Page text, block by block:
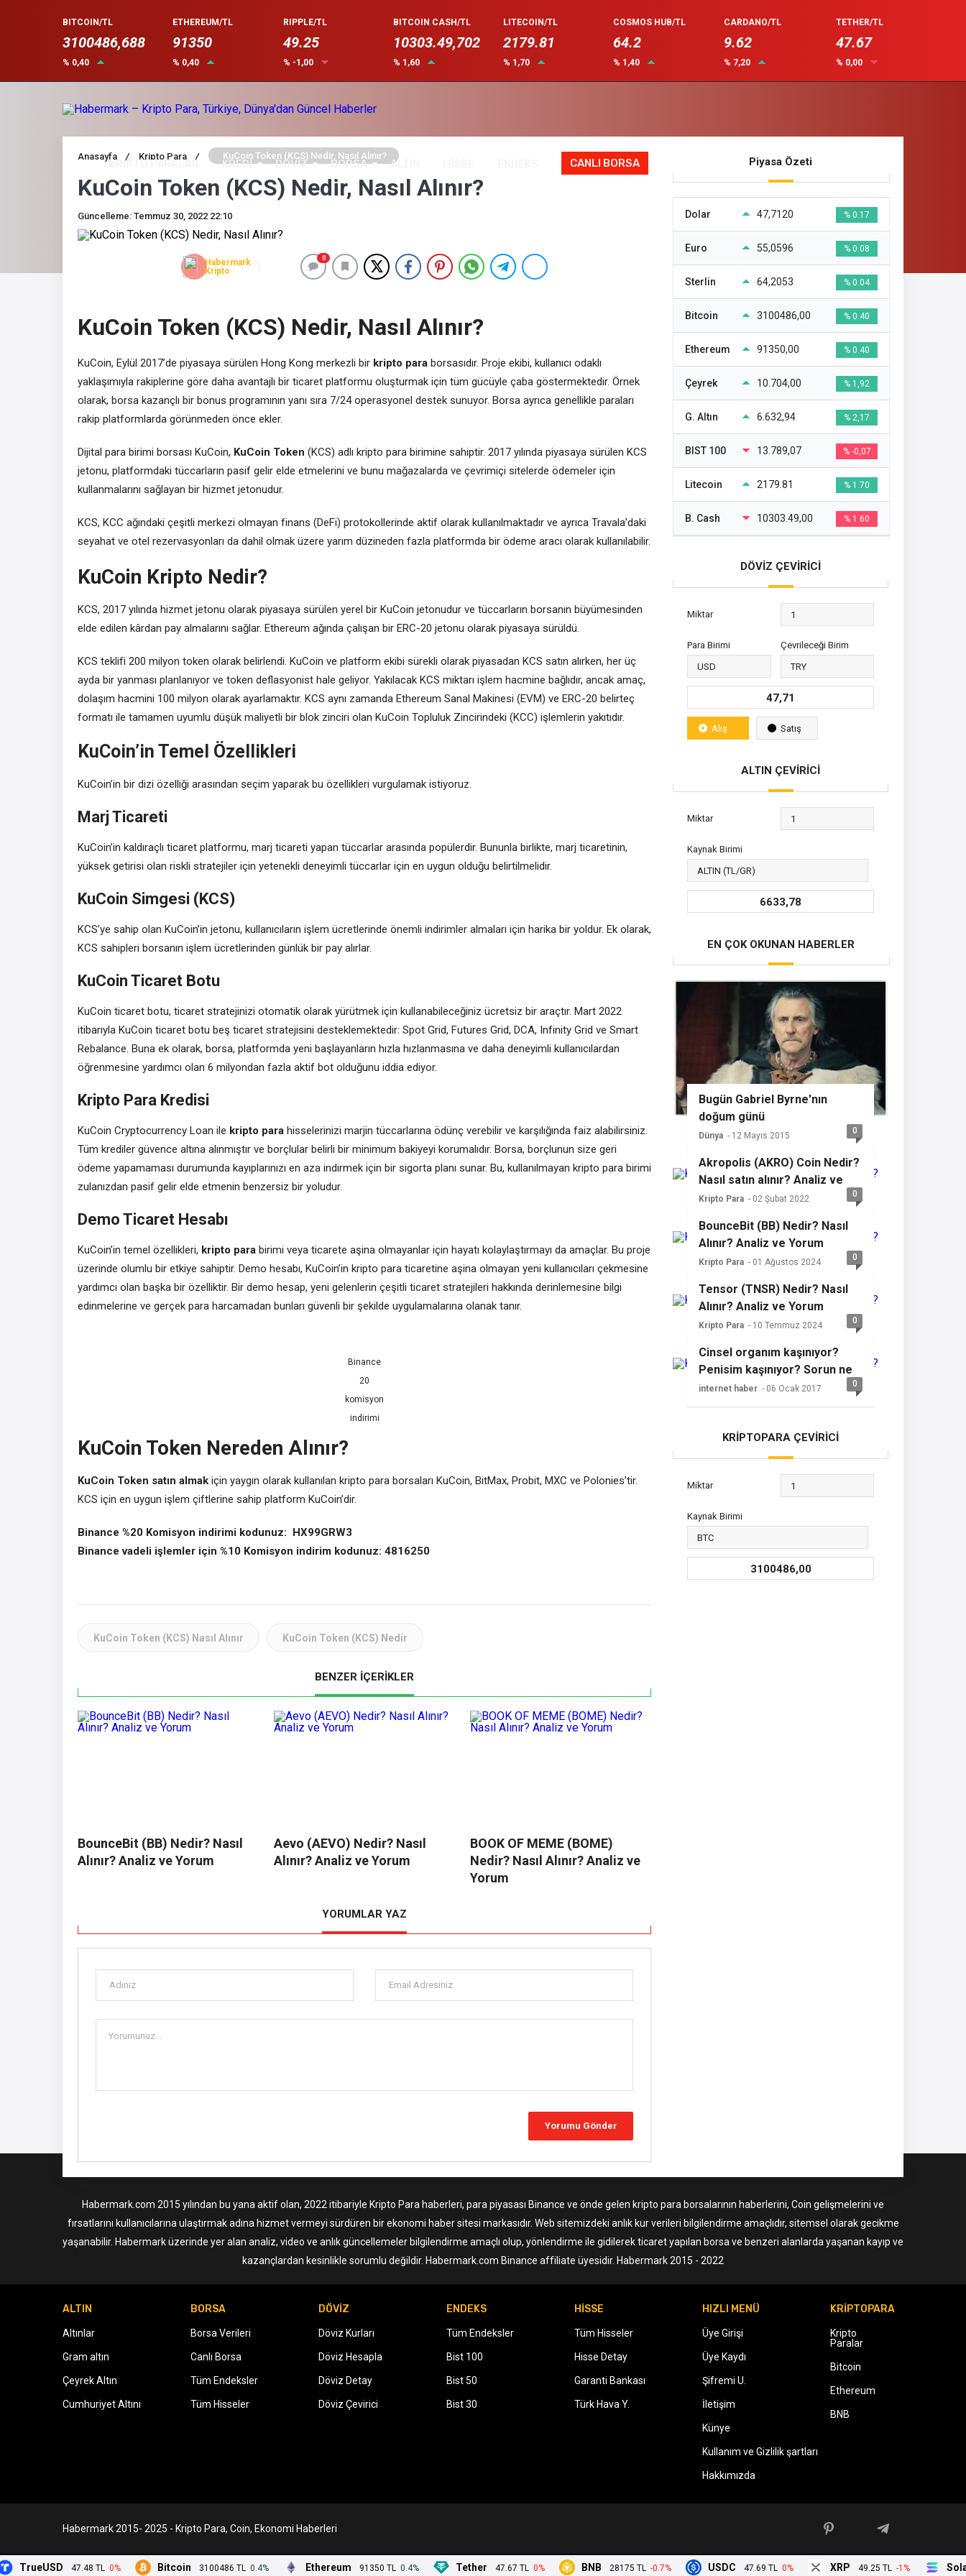
BITCOIN/TL
3100486,688
% 0,40
ETHEREUM/TL
91350
% 0,40
RIPPLE/TL
49.25
% -1,00
BITCOIN CASH/TL
10303.49,702
% 1,60
LITECOIN/TL
2179.81
% 1,70
COSMOS HUB/TL
64.2
% 1,40
CARDANO/TL
9.62
% 7,20
TETHER/TL
47.67
% 0,00
KRİPTO PARALAR KREDİ DÖVİZ BORSA ALTIN CANLI BORSA
Anasayfa / Kripto Para / KuCoin Token (KCS) Nedir, Nasıl Alınır?
KuCoin Token (KCS) Nedir, Nasıl Alınır?
Güncelleme: Temmuz 30, 2022 22:10
Habermark
Kripto
0
KuCoin Token (KCS) Nedir, Nasıl Alınır?
KuCoin, Eylül 2017’de piyasaya sürülen Hong Kong merkezli bir kripto para borsasıdır. Proje ekibi, kullanıcı odaklı
yaklaşımıyla rakiplerine göre daha avantajlı bir ticaret platformu oluşturmak için tüm gücüyle çaba göstermektedir. Örnek
olarak, borsa kazançlı bir bonus programının yanı sıra 7/24 operasyonel destek sunuyor. Borsa ayrıca genellikle paraları
rakip platformlarda görünmeden önce ekler.
Dijital para birimi borsası KuCoin, KuCoin Token (KCS) adlı kripto para birimine sahiptir. 2017 yılında piyasaya sürülen KCS
jetonu, platformdaki tüccarların pasif gelir elde etmelerini ve bunu mağazalarda ve çevrimiçi sitelerde ödemeler için
kullanmalarını sağlayan bir hizmet jetonudur.
KCS, KCC ağındaki çeşitli merkezi olmayan finans (DeFi) protokollerinde aktif olarak kullanılmaktadır ve ayrıca Travala’daki
seyahat ve otel rezervasyonları da dahil olmak üzere yarım düzineden fazla platformda bir ödeme aracı olarak kullanılabilir.
KuCoin Kripto Nedir?
KCS, 2017 yılında hizmet jetonu olarak piyasaya sürülen yerel bir KuCoin jetonudur ve tüccarların borsanın büyümesinden
elde edilen kârdan pay almalarını sağlar. Ethereum ağında çalışan bir ERC-20 jetonu olarak piyasaya sürüldü.
KCS teklifi 200 milyon token olarak belirlendi. KuCoin ve platform ekibi sürekli olarak piyasadan KCS satın alırken, her üç
ayda bir yanması planlanıyor ve token deflasyonist hale geliyor. Yakılacak KCS miktarı işlem hacmine bağlıdır, ancak amaç,
dolaşım hacmini 100 milyon olarak ayarlamaktır. KCS aynı zamanda Ethereum Sanal Makinesi (EVM) ve ERC-20 belirteç
formatı ile tamamen uyumlu düşük maliyetli bir blok zinciri olan KuCoin Topluluk Zincirindeki (KCC) işlemlerin yakıtıdır.
KuCoin’in Temel Özellikleri
KuCoin’in bir dizi özelliği arasından seçim yaparak bu özellikleri vurgulamak istiyoruz.
Marj Ticareti
KuCoin’in kaldıraçlı ticaret platformu, marj ticareti yapan tüccarlar arasında popülerdir. Bununla birlikte, marj ticaretinin,
yüksek getirisi olan riskli stratejiler için yetenekli deneyimli tüccarlar için en uygun olduğu belirtilmelidir.
KuCoin Simgesi (KCS)
KCS’ye sahip olan KuCoin’in jetonu, kullanıcıların işlem ücretlerinde önemli indirimler almaları için harika bir yoldur. Ek olarak,
KCS sahipleri borsanın işlem ücretlerinden günlük bir pay alırlar.
KuCoin Ticaret Botu
KuCoin ticaret botu, ticaret stratejinizi otomatik olarak yürütmek için kullanabileceğiniz ücretsiz bir araçtır. Mart 2022
itibarıyla KuCoin ticaret botu beş ticaret stratejisini desteklemektedir: Spot Grid, Futures Grid, DCA, Infinity Grid ve Smart
Rebalance. Buna ek olarak, borsa, platformda yeni başlayanların hızla hızlanmasına ve daha deneyimli kullanıcılardan
öğrenmesine yardımcı olan 6 milyondan fazla aktif bot olduğunu iddia ediyor.
Kripto Para Kredisi
KuCoin Cryptocurrency Loan ile kripto para hisselerinizi marjin tüccarlarına ödünç verebilir ve karşılığında faiz alabilirsiniz.
Tüm krediler güvence altına alınmıştır ve borçlular belirli bir minimum bakiyeyi korumalıdır. Borsa, borçlunun size geri
ödeme yapamaması durumunda kayıplarınızı en aza indirmek için bir sigorta planı sunar. Bu, kullanılmayan kripto para birimi
zulanızdan pasif gelir elde etmenin benzersiz bir yoludur.
Demo Ticaret Hesabı
KuCoin’in temel özellikleri, kripto para birimi veya ticarete aşina olmayanlar için hayatı kolaylaştırmayı da amaçlar. Bu proje
üzerinde olumlu bir etkiye sahiptir. Demo hesabı, KuCoin’in kripto para ticaretine aşina olmayan yeni kullanıcıları çekmesine
yardımcı olan başka bir özelliktir. Bir demo hesap, yeni gelenlerin çeşitli ticaret stratejileri hakkında derinlemesine bilgi
edinmelerine ve gerçek para harcamadan bunları güvenli bir şekilde uygulamalarına olanak tanır.
Binance
20
komisyon
indirimi
KuCoin Token Nereden Alınır?
KuCoin Token satın almak için yaygın olarak kullanılan kripto para borsaları KuCoin, BitMax, Probit, MXC ve Polonies’tir.
KCS için en uygun işlem çiftlerine sahip platform KuCoin’dir.
Binance %20 Komisyon indirimi kodunuz: HX99GRW3
Binance vadeli işlemler için %10 Komisyon indirim kodunuz: 4816250
KuCoin Token (KCS) Nasıl Alınır KuCoin Token (KCS) Nedir
BENZER İÇERİKLER
BounceBit (BB) Nedir? Nasıl
Alınır? Analiz ve Yorum
Aevo (AEVO) Nedir? Nasıl
Alınır? Analiz ve Yorum
BOOK OF MEME (BOME)
Nedir? Nasıl Alınır? Analiz ve
Yorum
YORUMLAR YAZ
Piyasa Özeti
Dolar 47,7120 % 0.17
Euro 55,0596 % 0.08
Sterlin 64,2053 % 0.04
Bitcoin 3100486,00 % 0.40
Ethereum 91350,00 % 0.40
Çeyrek 10.704,00 % 1,92
G. Altın 6.632,94 % 2,17
BIST 100 13.789,07 % -0,07
Litecoin 2179.81 % 1.70
B. Cash 10303.49,00 % 1.60
DÖVİZ ÇEVİRİCİ
Miktar
Para Birimi Çevrileceği Birim
47,71
Alış Satış
ALTIN ÇEVİRİCİ
Miktar
Kaynak Birimi
6633,78
EN ÇOK OKUNAN HABERLER
Bugün Gabriel Byrne'nın
doğum günü
Dünya - 12 Mayıs 2015 0
Akropolis (AKRO) Coin Nedir?
Nasıl satın alınır? Analiz ve
yorum
Kripto Para - 02 Şubat 2022 0
BounceBit (BB) Nedir? Nasıl
Alınır? Analiz ve Yorum
Kripto Para - 01 Ağustos 2024 0
Tensor (TNSR) Nedir? Nasıl
Alınır? Analiz ve Yorum
Kripto Para - 10 Temmuz 2024 0
Cinsel organım kaşınıyor?
Penisim kaşınıyor? Sorun ne
olabilir?
internet haber - 06 Ocak 2017 0
KRİPTOPARA ÇEVİRİCİ
Miktar
Kaynak Birimi
3100486,00
Habermark.com 2015 yılından bu yana aktif olan, 2022 itibariyle Kripto Para haberleri, para piyasası Binance ve önde gelen kripto para borsalarının haberlerini, Coin gelişmelerini ve
fırsatlarını kullanıcılarına ulaştırmak adına hizmet vermeyi sürdüren bir ekonomi haber sitesi markasıdır. Web sitemizdeki anlık kur verileri bilgilendirme amaçlıdır, sitemsel olarak gecikme
yaşanabilir. Habermark üzerinde yer alan analiz, video ve anlık güncellemeler bilgilendirme amaçlı olup, yönlendirme ile gidilerek ticaret yapılan borsa ve benzeri alanlarda yaşanan kayıp ve
kazançlardan kesinlikle sorumlu değildir. Habermark.com Binance affiliate üyesidir. Habermark 2015 - 2022
ALTIN
Altınlar
Gram altın
Çeyrek Altın
Cumhuriyet Altını
BORSA
Borsa Verileri
Canlı Borsa
Tüm Endeksler
Tüm Hisseler
DÖVİZ
Döviz Kurları
Döviz Hesapla
Döviz Detay
Döviz Çevirici
ENDEKS
Tüm Endeksler
Bist 100
Bist 50
Bist 30
HİSSE
Tüm Hisseler
Hisse Detay
Garanti Bankası
Türk Hava Y.
HIZLI MENÜ
Üye Girişi
Üye Kaydı
Şifremi U.
İletişim
Künye
Kullanım ve Gizlilik şartları
Hakkımızda
KRİPTOPARA
Kripto
Paralar
Bitcoin
Ethereum
BNB
Habermark 2015- 2025 - Kripto Para, Coin, Ekonomi Haberleri
47.48 TL 0% Bitcoin 3100486 TL 0.4% Ethereum 91350 TL 0.4% Tether 47.67 TL 0% BNB 28175 TL -0.7% USDC 47.69 TL 0% XRP 49.25 TL -1% Solana